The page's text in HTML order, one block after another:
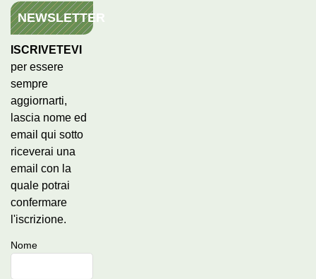
NEWSLETTER
ISCRIVETEVI
per essere
sempre
aggiornarti,
lascia nome ed
email qui sotto
riceverai una
email con la
quale potrai
confermare
l'iscrizione.
Nome